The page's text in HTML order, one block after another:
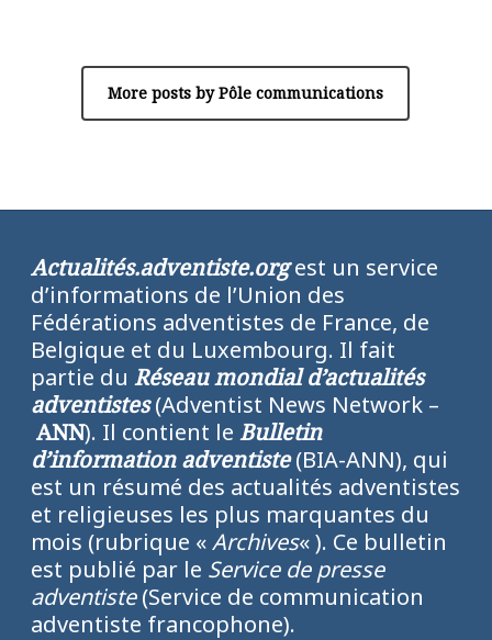
More posts by Pôle communications
Actualités.adventiste.orgest un service
d’informations de l’Union des
Fédérations adventistes de France, de
Belgique et du Luxembourg. Il fait
partie du Réseau mondial d’actualités
adventistes(Adventist News Network –
ANN). Il contient le Bulletin
d’information adventiste(BIA-ANN), qui
est un résumé des actualités adventistes
et religieuses les plus marquantes du
mois (rubrique «Archives« ). Ce bulletin
est publié par le Service de presse
adventiste(Service de communication
adventiste francophone).